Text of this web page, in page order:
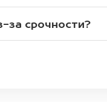
за срочности?